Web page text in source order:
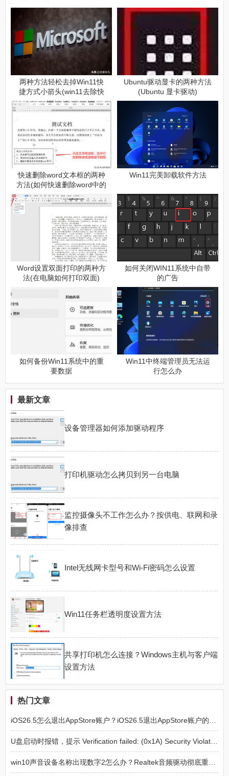
两种方法轻松去掉Win11快
捷方式小箭头(win11去除快
捷方式箭头)
Ubuntu驱动显卡的两种方法
(Ubuntu 显卡驱动)
快速删除word文本框的两种
方法(如何快速删除word中的
文本框)
Win11完美卸载软件方法
Word设置双面打印的两种方
法(在电脑如何打印双面)
如何关闭WIN11系统中自带
的广告
如何备份Win11系统中的重
要数据
Win11中终端管理员无法运
行怎么办
最新文章
设备管理器如何添加驱动程序
打印机驱动怎么拷贝到另一台电脑
监控摄像头不工作怎么办？按供电、联网和录
像排查
Intel无线网卡型号和Wi-Fi密码怎么设置
Win11任务栏透明度设置方法
共享打印机怎么连接？Windows主机与客户端
设置方法
热门文章